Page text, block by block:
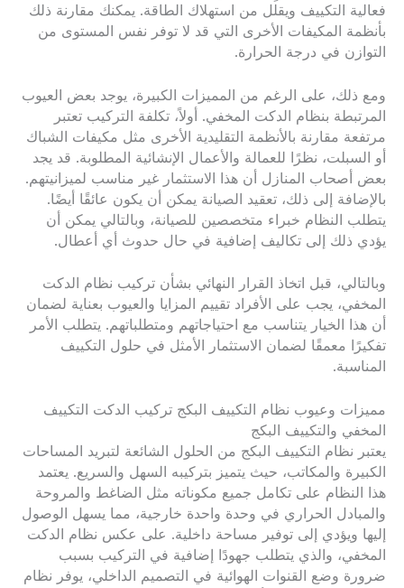
فعالية التكييف ويقلل من استهلاك الطاقة. يمكنك مقارنة ذلك
بأنظمة المكيفات الأخرى التي قد لا توفر نفس المستوى من
التوازن في درجة الحرارة.
ومع ذلك، على الرغم من المميزات الكبيرة، يوجد بعض العيوب
المرتبطة بنظام الدكت المخفي. أولاً، تكلفة التركيب تعتبر
مرتفعة مقارنة بالأنظمة التقليدية الأخرى مثل مكيفات الشباك
أو السبلت، نظرًا للعمالة والأعمال الإنشائية المطلوبة. قد يجد
بعض أصحاب المنازل أن هذا الاستثمار غير مناسب لميزانيتهم.
بالإضافة إلى ذلك، تعقيد الصيانة يمكن أن يكون عائقًا أيضًا.
يتطلب النظام خبراء متخصصين للصيانة، وبالتالي يمكن أن
يؤدي ذلك إلى تكاليف إضافية في حال حدوث أي أعطال.
وبالتالي، قبل اتخاذ القرار النهائي بشأن تركيب نظام الدكت
المخفي، يجب على الأفراد تقييم المزايا والعيوب بعناية لضمان
أن هذا الخيار يتناسب مع احتياجاتهم ومتطلباتهم. يتطلب الأمر
تفكيرًا معمقًا لضمان الاستثمار الأمثل في حلول التكييف
المناسبة.
مميزات وعيوب نظام التكييف البكج تركيب الدكت التكييف
المخفي والتكييف البكج
يعتبر نظام التكييف البكج من الحلول الشائعة لتبريد المساحات
الكبيرة والمكاتب، حيث يتميز بتركيبه السهل والسريع. يعتمد
هذا النظام على تكامل جميع مكوناته مثل الضاغط والمروحة
والمبادل الحراري في وحدة واحدة خارجية، مما يسهل الوصول
إليها ويؤدي إلى توفير مساحة داخلية. على عكس نظام الدكت
المخفي، والذي يتطلب جهودًا إضافية في التركيب بسبب
ضرورة وضع القنوات الهوائية في التصميم الداخلي، يوفر نظام